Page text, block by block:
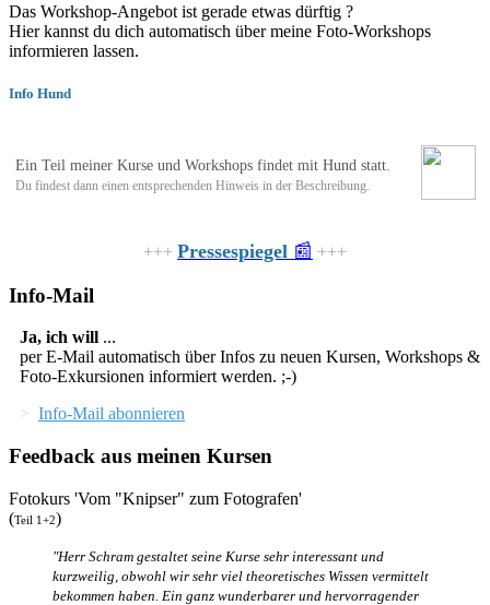
Das Workshop-Angebot ist gerade etwas dürftig ?
Hier kannst du dich automatisch über meine Foto-Workshops
informieren lassen.
Info Hund
Ein Teil meiner Kurse und Workshops findet mit Hund statt.
Du findest dann einen entsprechenden Hinweis in der Beschreibung.
+++ Pressespiegel 📰 +++
Info-Mail
Ja, ich will ...
per E-Mail automatisch über Infos zu neuen Kursen, Workshops &
Foto-Exkursionen informiert werden. ;-)
> Info-Mail abonnieren
Feedback aus meinen Kursen
Fotokurs 'Vom "Knipser" zum Fotografen'
(Teil 1+2)
"Herr Schram gestaltet seine Kurse sehr interessant und
kurzweilig, obwohl wir sehr viel theoretisches Wissen vermittelt
bekommen haben. Ein ganz wunderbarer und hervorragender